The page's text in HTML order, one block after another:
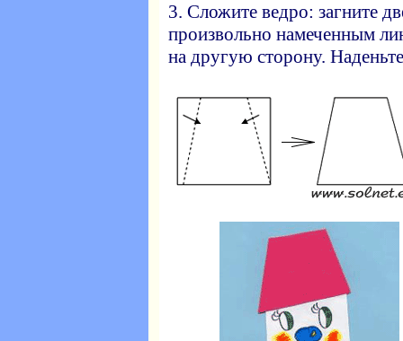
3. Сложите ведро: загните
произвольно намеченным
на другую сторону.